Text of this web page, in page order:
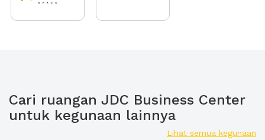
Cari ruangan JDC Business Center
untuk kegunaan lainnya
Lihat semua kegunaan